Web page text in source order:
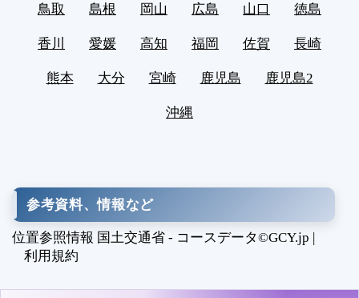
鳥取 島根 岡山 広島 山口 徳島
香川 愛媛 高知 福岡 佐賀 長崎
熊本 大分 宮崎 鹿児島 鹿児島2
沖縄
参考資料、情報など
位置参照情報 国土交通省 - コースデータ©GCY.jp |
利用規約